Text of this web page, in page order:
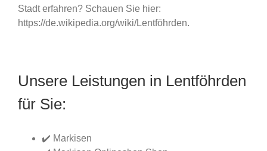
Stadt erfahren? Schauen Sie hier:
https://de.wikipedia.org/wiki/Lentföhrden.
Unsere Leistungen in Lentföhrden
für Sie:
✔️ Markisen